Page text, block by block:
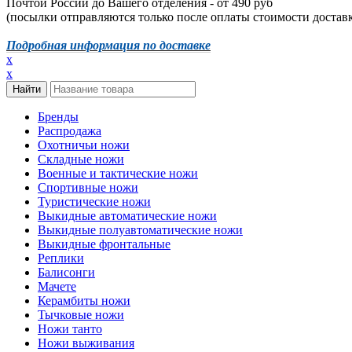
(посылки отправляются только после оплаты стоимости
Подробная информация по доставке
x
x
Бренды
Распродажа
Охотничьи ножи
Складные ножи
Военные и тактические ножи
Спортивные ножи
Туристические ножи
Выкидные автоматические ножи
Выкидные полуавтоматические ножи
Выкидные фронтальные
Реплики
Балисонги
Мачете
Керамбиты ножи
Тычковые ножи
Ножи танто
Ножи выживания